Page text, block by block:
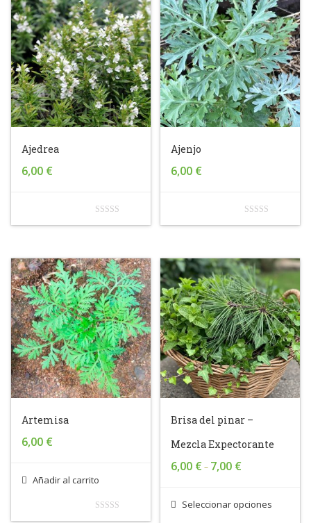
5
Ajedrea
6,00 €
of
5
Ajenjo
6,00 €
of
5
Artemisa
6,00 €
Añadir al carrito
Brisa del pinar –
Mezcla Expectorante
6,00 €– 7,00 €
Seleccionar opciones